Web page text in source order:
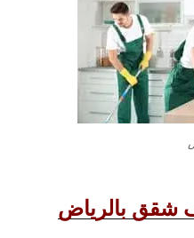
شقق بالرياض